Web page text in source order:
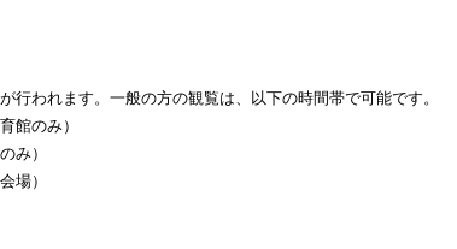
行われます。一般の方の観覧は、以下の時間帯で可能です。
館のみ）
み）
）